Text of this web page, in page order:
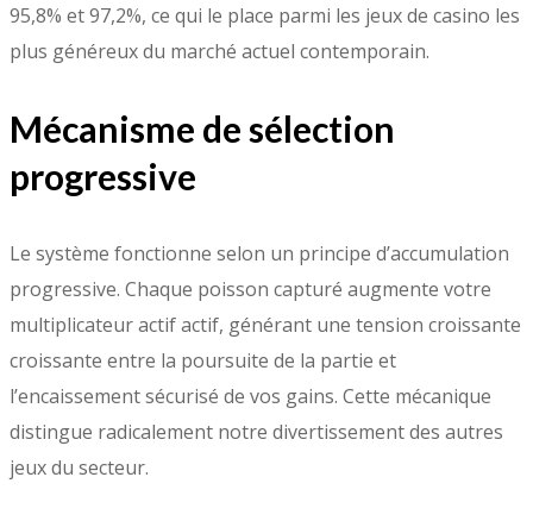
95,8% et 97,2%, ce qui le place parmi les jeux de casino les
plus généreux du marché actuel contemporain.
Mécanisme de sélection
progressive
Le système fonctionne selon un principe d’accumulation
progressive. Chaque poisson capturé augmente votre
multiplicateur actif actif, générant une tension croissante
croissante entre la poursuite de la partie et
l’encaissement sécurisé de vos gains. Cette mécanique
distingue radicalement notre divertissement des autres
jeux du secteur.